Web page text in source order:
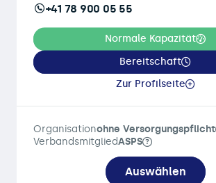
+41 78 900 05 55
Normale Kapazität
Bereitschaft
Zur Profilseite
Organisationohne Versorgungspflicht
VerbandsmitgliedASPS
Auswählen